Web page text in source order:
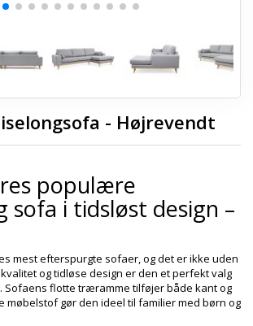
- Højrevendt
populære
sofa i tidsløst design –
mest efterspurgte sofaer, og det er ikke uden
og tidløse design er den et perfekt valg
Sofaens flotte træramme tilføjer både kant og
møbelstof gør den ideel til familier med børn og